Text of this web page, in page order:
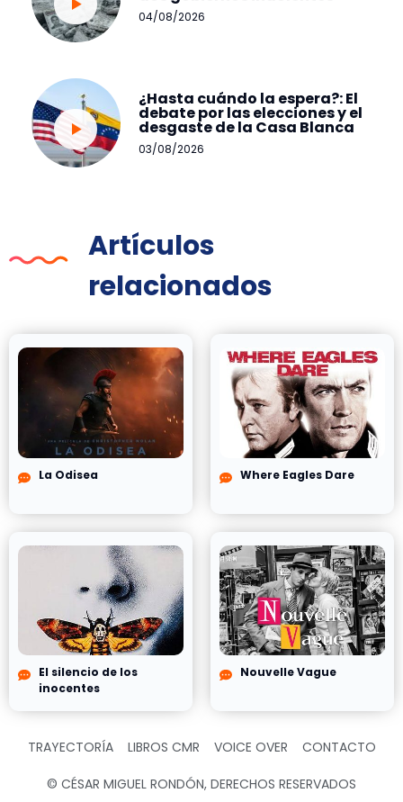
04/08/2026
¿Hasta cuándo la espera?: El
debate por las elecciones y el
desgaste de la Casa Blanca
03/08/2026
Artículos
relacionados
La Odisea Where Eagles Dare
El silencio de los
inocentes
Nouvelle Vague
TRAYECTORÍA LIBROS CMR VOICE OVER CONTACTO
© CÉSAR MIGUEL RONDÓN, DERECHOS RESERVADOS